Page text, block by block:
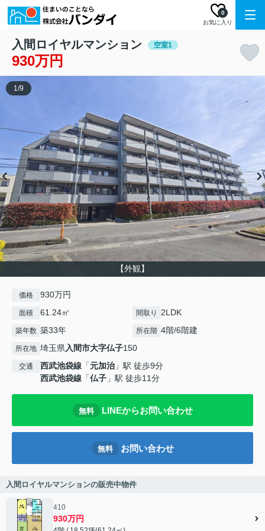
お気に入り
0
入間ロイヤルマンション 空室1
930万円
【外観】
1/9
価格 930万円
面積 61.24㎡ 間取り 2LDK
築年数 築33年 所在階 4階/6階建
所在地 埼玉県入間市大字仏子150
交通 西武池袋線 「元加治」駅 徒歩9分
西武池袋線 「仏子 」駅 徒歩11分
無料 LINEからお問い合わせ
無料 お問い合わせ
入間ロイヤルマンションの販売中物件
410
930万円